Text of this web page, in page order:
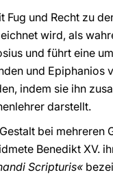
und Recht zu
wird, als
und führt eine
und
indem sie ihn
darstellt.
bei
Benedikt XV.
Scripturis«